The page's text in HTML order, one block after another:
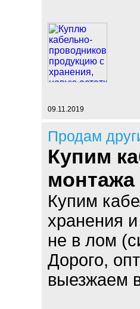
09.11.2019
Продам
Купим
монтажа
Купим
хранения
не в лом
Дорого,
выезжаем